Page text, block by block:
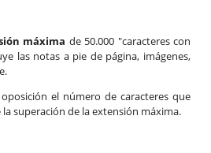
máxima de 50.000 "caracteres con
las notas a pie de página, imágenes,
el número de caracteres que
superación de la extensión máxima.